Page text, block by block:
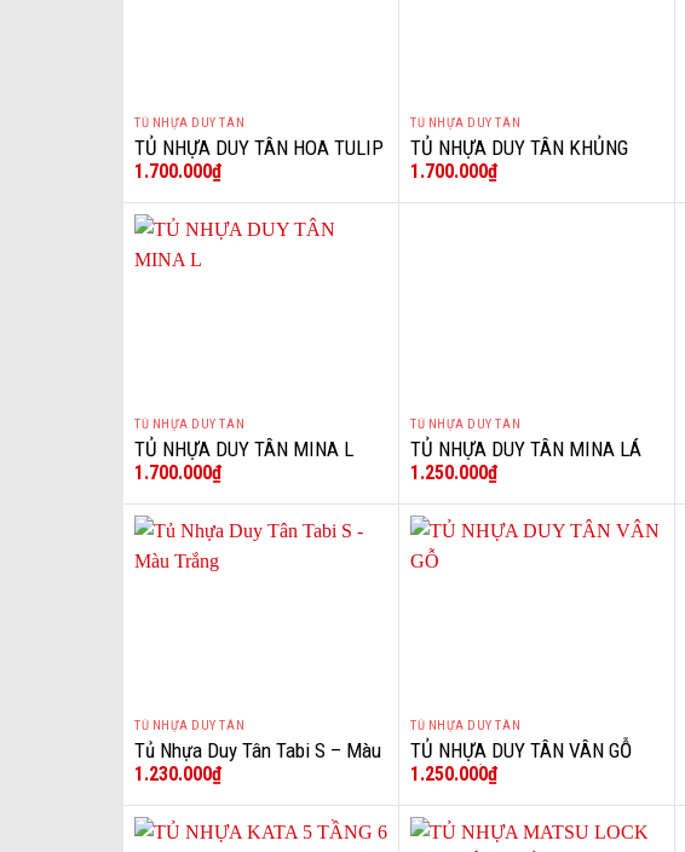
+
TỦ NHỰA DUY TÂN
TỦ NHỰA DUY TÂN HOA TULIP
TABI L
1.700.000₫
+
TỦ NHỰA DUY TÂN
TỦ NHỰA DUY TÂN KHỦNG
LONG TABI L
1.700.000₫
+
TỦ NHỰA DUY TÂN
TỦ NHỰA DUY TÂN MINA L
1.700.000₫
+
TỦ NHỰA DUY TÂN
TỦ NHỰA DUY TÂN MINA LÁ
MÙA THU KEM
1.250.000₫
+
TỦ NHỰA DUY TÂN
Tủ Nhựa Duy Tân Tabi S – Màu
Trắng
1.230.000₫
+
TỦ NHỰA DUY TÂN
TỦ NHỰA DUY TÂN VÂN GỖ
XÁM 5 TẦNG 6 NGĂN
1.250.000₫